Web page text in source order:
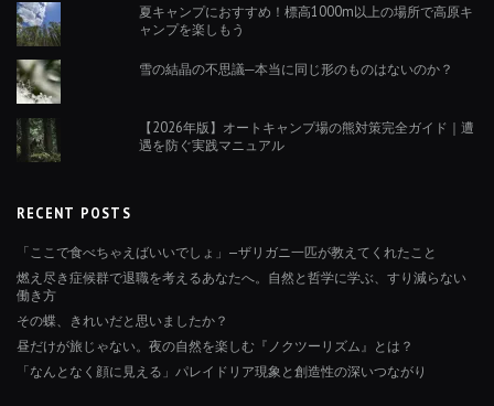
夏キャンプにおすすめ！標高1000m以上の場所で高原キ
ャンプを楽しもう
雪の結晶の不思議─本当に同じ形のものはないのか？
【2026年版】オートキャンプ場の熊対策完全ガイド｜遭
遇を防ぐ実践マニュアル
RECENT POSTS
「ここで食べちゃえばいいでしょ」—ザリガニ一匹が教えてくれたこと
燃え尽き症候群で退職を考えるあなたへ。自然と哲学に学ぶ、すり減らない
働き方
その蝶、きれいだと思いましたか？
昼だけが旅じゃない。夜の自然を楽しむ『ノクツーリズム』とは？
「なんとなく顔に見える」パレイドリア現象と創造性の深いつながり